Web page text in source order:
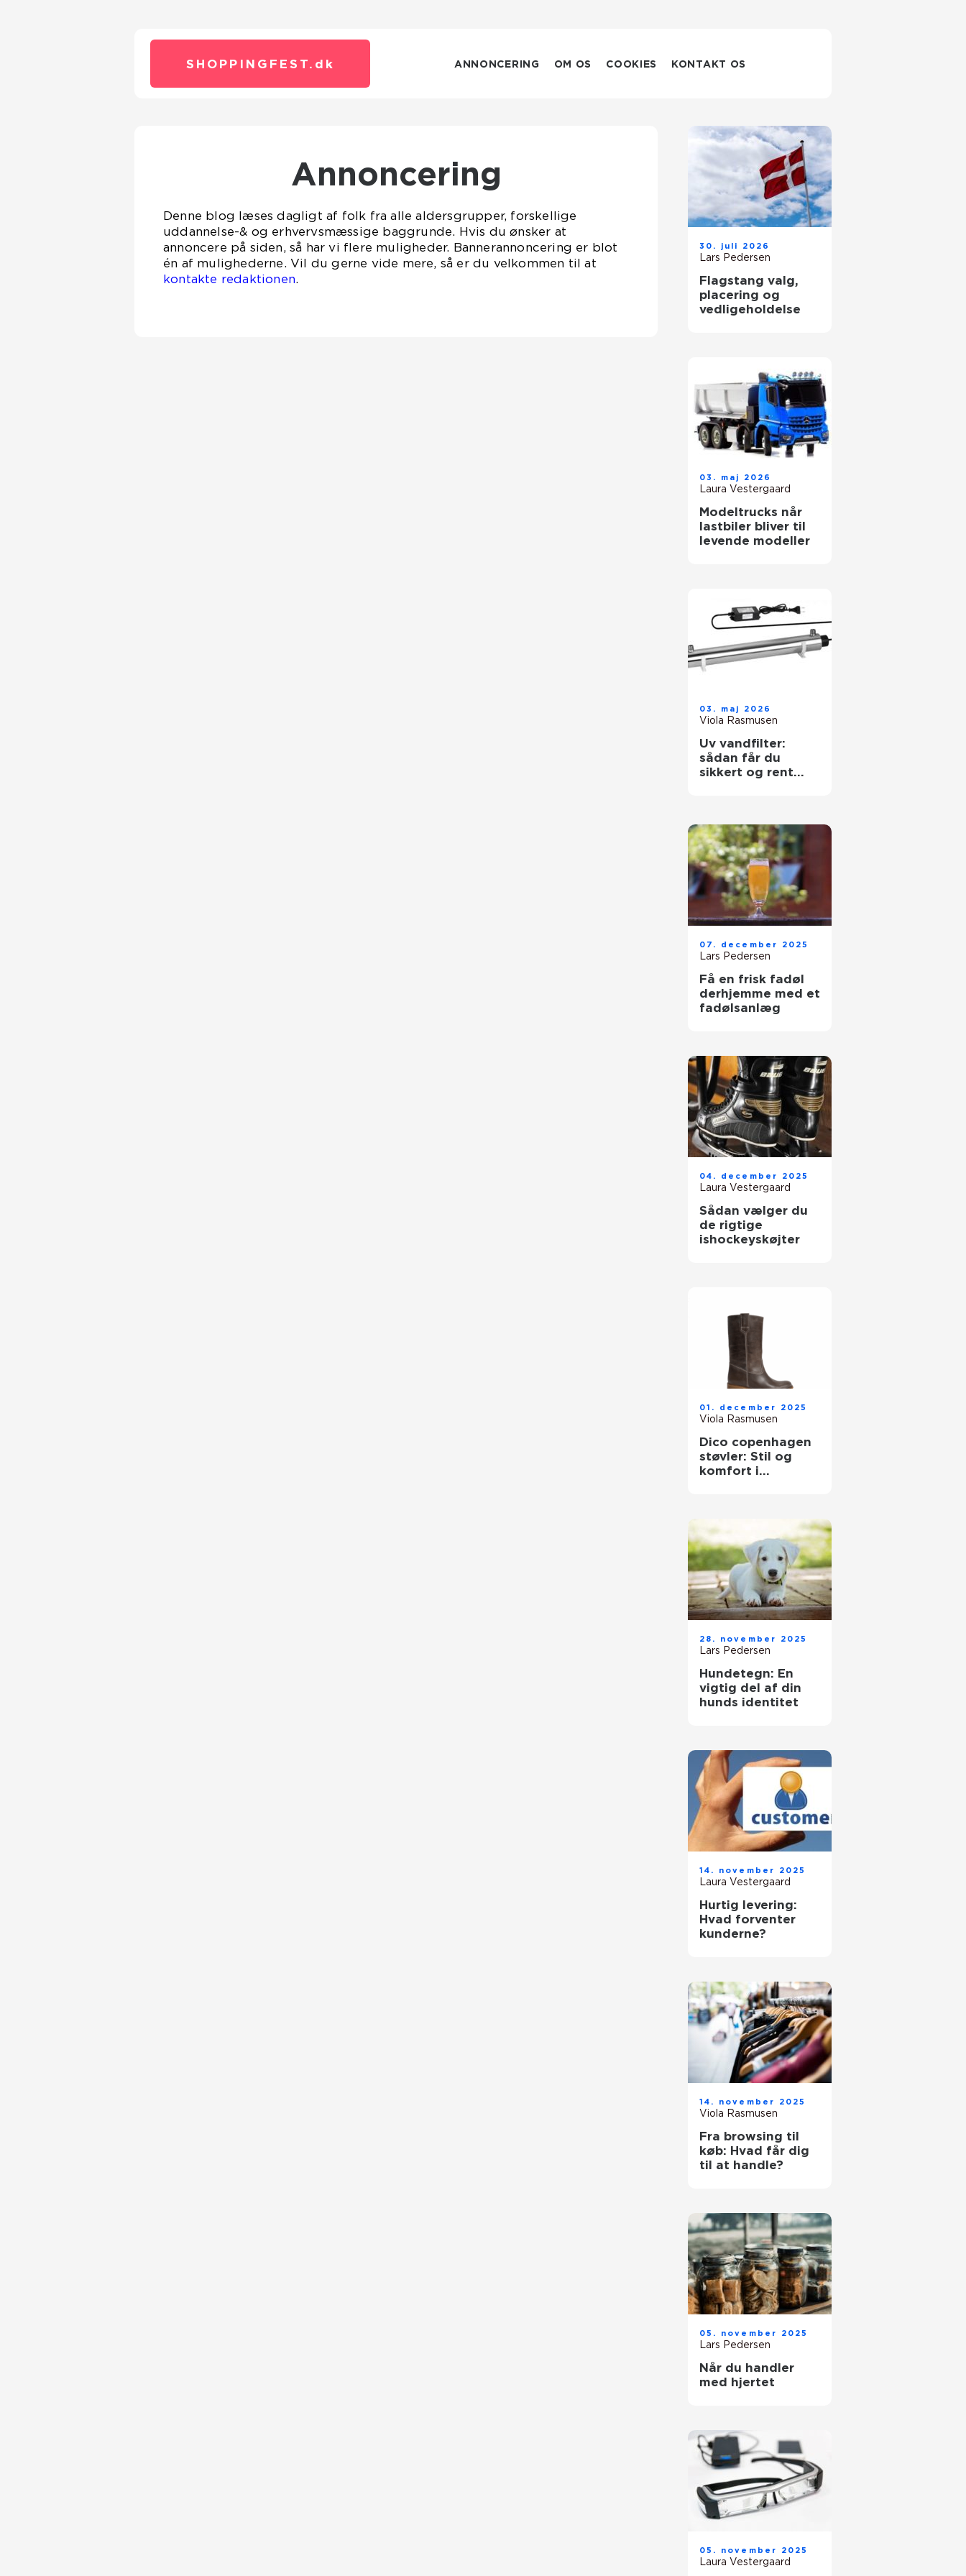
SHOPPINGFEST. dk ANNONCERING OM OS COOKIES KONTAKT OS
Annoncering
Denne blog læses dagligt af folk fra alle aldersgrupper, forskellige
uddannelse-& og erhvervsmæssige baggrunde. Hvis du ønsker at
annoncere på siden, så har vi flere muligheder. Bannerannoncering er blot
én af mulighederne. Vil du gerne vide mere, så er du velkommen til at
kontakte redaktionen.
30. juli 2026
Lars Pedersen
Flagstang valg,
placering og
vedligeholdelse
03. maj 2026
Laura Vestergaard
Modeltrucks når
lastbiler bliver til
levende modeller
03. maj 2026
Viola Rasmusen
Uv vandfilter:
sådan får du
sikkert og rent
07. december 2025
Lars Pedersen
Få en frisk fadøl
derhjemme med et
fadølsanlæg
04. december 2025
Laura Vestergaard
Sådan vælger du
de rigtige
ishockeyskøjter
01. december 2025
Viola Rasmusen
Dico copenhagen
støvler: Stil og
komfort i
28. november 2025
Lars Pedersen
Hundetegn: En
vigtig del af din
hunds identitet
14. november 2025
Laura Vestergaard
Hurtig levering:
Hvad forventer
kunderne?
14. november 2025
Viola Rasmusen
Fra browsing til
køb: Hvad får dig
til at handle?
05. november 2025
Lars Pedersen
Når du handler
med hjertet
05. november 2025
Laura Vestergaard